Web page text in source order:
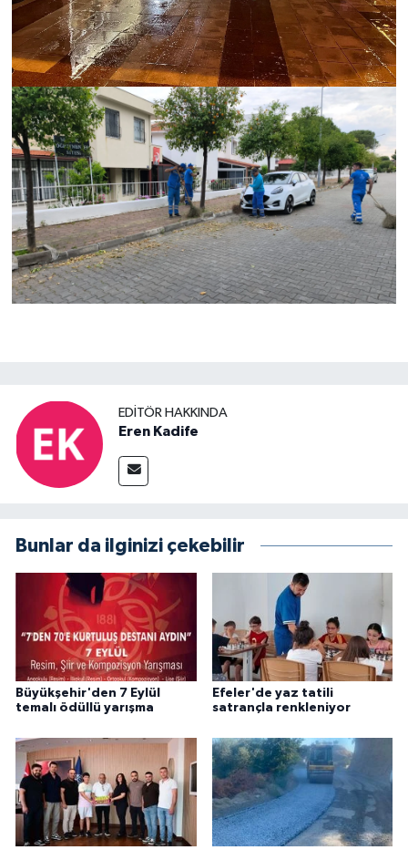
EDITÖR HAKKINDA
Eren Kadife
Bunlar da ilginizi çekebilir
Büyükşehir'den 7 Eylül
temalı ödüllü yarışma
Efeler'de yaz tatili
satrançla renkleniyor